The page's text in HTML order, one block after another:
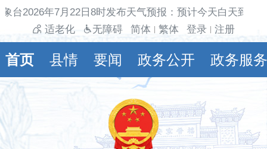
台2026年7月22日8时发布天气预报：预计今天白天到
适老化
无障碍 简体 繁体 登录 注册
首页 县情 要闻 政务公开 政务服务